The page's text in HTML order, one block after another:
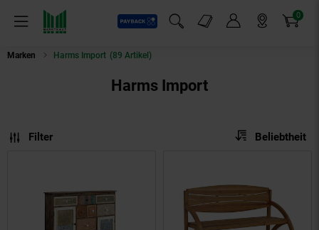
Menü
Payback
Suchfeld einblenden
Markt-Angebote 0
Artikel
Marken Harms Import (89 Artikel)
Harms Import
Filter Sortierung:
Beliebtheit